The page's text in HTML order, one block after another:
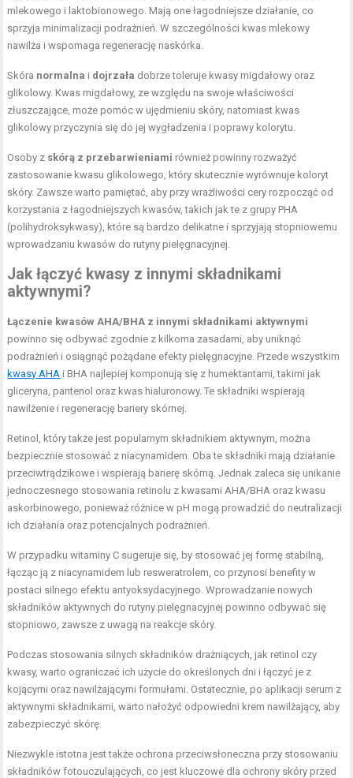
mlekowego i laktobionowego. Mają one łagodniejsze działanie, co
sprzyja minimalizacji podrażnień. W szczególności kwas mlekowy
nawilża i wspomaga regenerację naskórka.
Skóra normalna i dojrzała dobrze toleruje kwasy migdałowy oraz
glikolowy. Kwas migdałowy, ze względu na swoje właściwości
złuszczające, może pomóc w ujędrnieniu skóry, natomiast kwas
glikolowy przyczynia się do jej wygładzenia i poprawy kolorytu.
Osoby z skórą z przebarwieniami również powinny rozważyć
zastosowanie kwasu glikolowego, który skutecznie wyrównuje koloryt
skóry. Zawsze warto pamiętać, aby przy wrażliwości cery rozpocząć od
korzystania z łagodniejszych kwasów, takich jak te z grupy PHA
(polihydroksykwasy), które są bardzo delikatne i sprzyjają stopniowemu
wprowadzaniu kwasów do rutyny pielęgnacyjnej.
Jak łączyć kwasy z innymi składnikami
aktywnymi?
Łączenie kwasów AHA/BHA z innymi składnikami aktywnymi
powinno się odbywać zgodnie z kilkoma zasadami, aby uniknąć
podrażnień i osiągnąć pożądane efekty pielęgnacyjne. Przede wszystkim
kwasy AHA i BHA najlepiej komponują się z humektantami, takimi jak
gliceryna, pantenol oraz kwas hialuronowy. Te składniki wspierają
nawilżenie i regenerację bariery skórnej.
Retinol, który także jest popularnym składnikiem aktywnym, można
bezpiecznie stosować z niacynamidem. Oba te składniki mają działanie
przeciwtrądzikowe i wspierają barierę skórną. Jednak zaleca się unikanie
jednoczesnego stosowania retinolu z kwasami AHA/BHA oraz kwasu
askorbinowego, ponieważ różnice w pH mogą prowadzić do neutralizacji
ich działania oraz potencjalnych podrażnień.
W przypadku witaminy C sugeruje się, by stosować jej formę stabilną,
łącząc ją z niacynamidem lub resweratrolem, co przynosi benefity w
postaci silnego efektu antyoksydacyjnego. Wprowadzanie nowych
składników aktywnych do rutyny pielęgnacyjnej powinno odbywać się
stopniowo, zawsze z uwagą na reakcje skóry.
Podczas stosowania silnych składników drażniących, jak retinol czy
kwasy, warto ograniczać ich użycie do określonych dni i łączyć je z
kojącymi oraz nawilżającymi formułami. Ostatecznie, po aplikacji serum z
aktywnymi składnikami, warto nałożyć odpowiedni krem nawilżający, aby
zabezpieczyć skórę.
Niezwykle istotna jest także ochrona przeciwsłoneczna przy stosowaniu
składników fotouczulających, co jest kluczowe dla ochrony skóry przed